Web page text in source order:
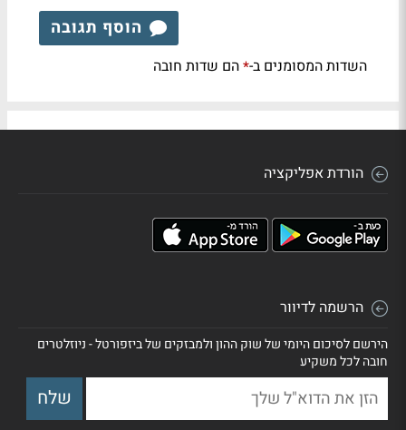
הוסף תגובה
השדות המסומנים ב-*הם שדות חובה
הורדת אפליקציה
הרשמה לדיוור
הירשם לסיכום היומי של שוק ההון ולמבזקים של ביזפורטל - ניוזלטרים
חובה לכל משקיע